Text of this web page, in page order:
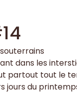
dans les
partout tout le
jours du